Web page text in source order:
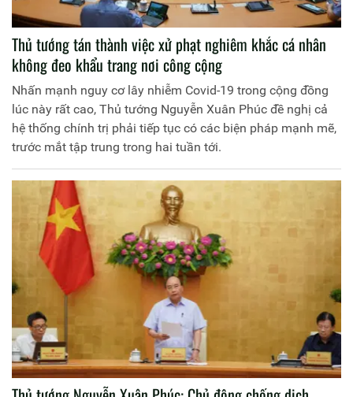
Thủ tướng tán thành việc xử phạt nghiêm khắc cá nhân
không đeo khẩu trang nơi công cộng
Nhấn mạnh nguy cơ lây nhiễm Covid-19 trong cộng đồng
lúc này rất cao, Thủ tướng Nguyễn Xuân Phúc đề nghị cả
hệ thống chính trị phải tiếp tục có các biện pháp mạnh mẽ,
trước mắt tập trung trong hai tuần tới.